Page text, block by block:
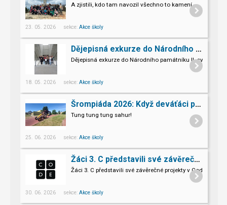
A zjistili, kdo tam navozil všechno to kamení.
23. 05. 2026 sekce: Akce školy
Dějepisná exkurze do Národního památníku II. sv. války v Hrabyni
Dějepisná exkurze do Národního památníku II. světové
18. 05. 2026 sekce: Akce školy
Šrompiáda 2026: Když deváťáci převzali velení
Tung tung tung sahur!
25. 06. 2026 sekce: Akce školy
Žáci 3. C představili své závěrečné projekty v Code.org
Žáci 3. C představili své závěrečné projekty v Code.org
30. 06. 2026 sekce: Akce školy